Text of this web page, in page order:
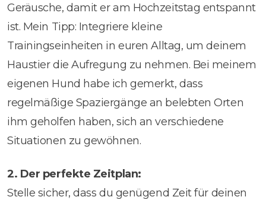
Geräusche, damit er am Hochzeitstag entspannt
ist. Mein Tipp: Integriere kleine
Trainingseinheiten in euren Alltag, um deinem
Haustier die Aufregung zu nehmen. Bei meinem
eigenen Hund habe ich gemerkt, dass
regelmäßige Spaziergänge an belebten Orten
ihm geholfen haben, sich an verschiedene
Situationen zu gewöhnen.
2. Der perfekte Zeitplan:
Stelle sicher, dass du genügend Zeit für deinen